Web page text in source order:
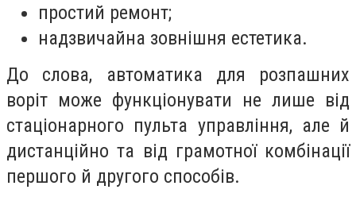
простий ремонт;
надзвичайна зовнішня естетика.
До слова, автоматика для розпашних
воріт може функціонувати не лише від
стаціонарного пульта управління, але й
дистанційно та від грамотної комбінації
першого й другого способів.